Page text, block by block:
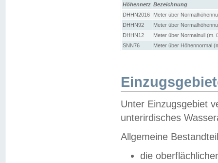
Höhennetz Bezeichnung
DHHN2016
Meter über
DHHN92
Meter über
DHHN12
Meter über Normalnull (m.
SNN76
Meter über Höhennormal
Unter Einzugsgebiet
unterirdisches
Allgemeine
die